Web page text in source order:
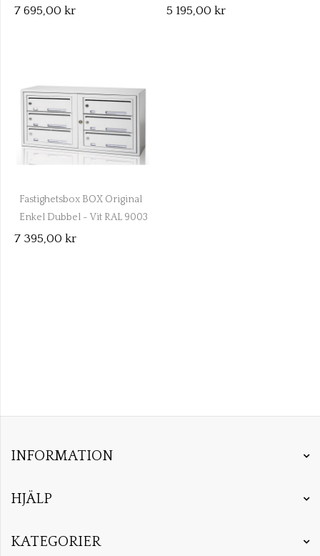
9006
7 695,00 kr 5 195,00 kr
Fastighetsbox BOX Original
Enkel Dubbel - Vit RAL 9003
7 395,00 kr
INFORMATION
HJÄLP
KATEGORIER